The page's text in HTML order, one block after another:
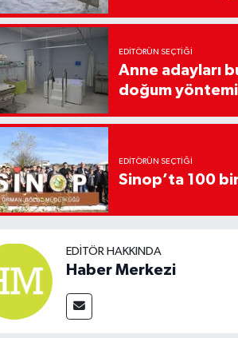
EDITÖRÜN SEÇTIĞI
Anne adayları
doğum yöntemi
EDITÖRÜN SEÇTIĞI
Sinop’ta 100
EDITÖR HAKKINDA
Haber Merkezi